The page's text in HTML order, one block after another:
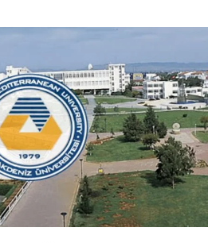
en yüksek otomotiv şirketi oldu
takvim işliyor